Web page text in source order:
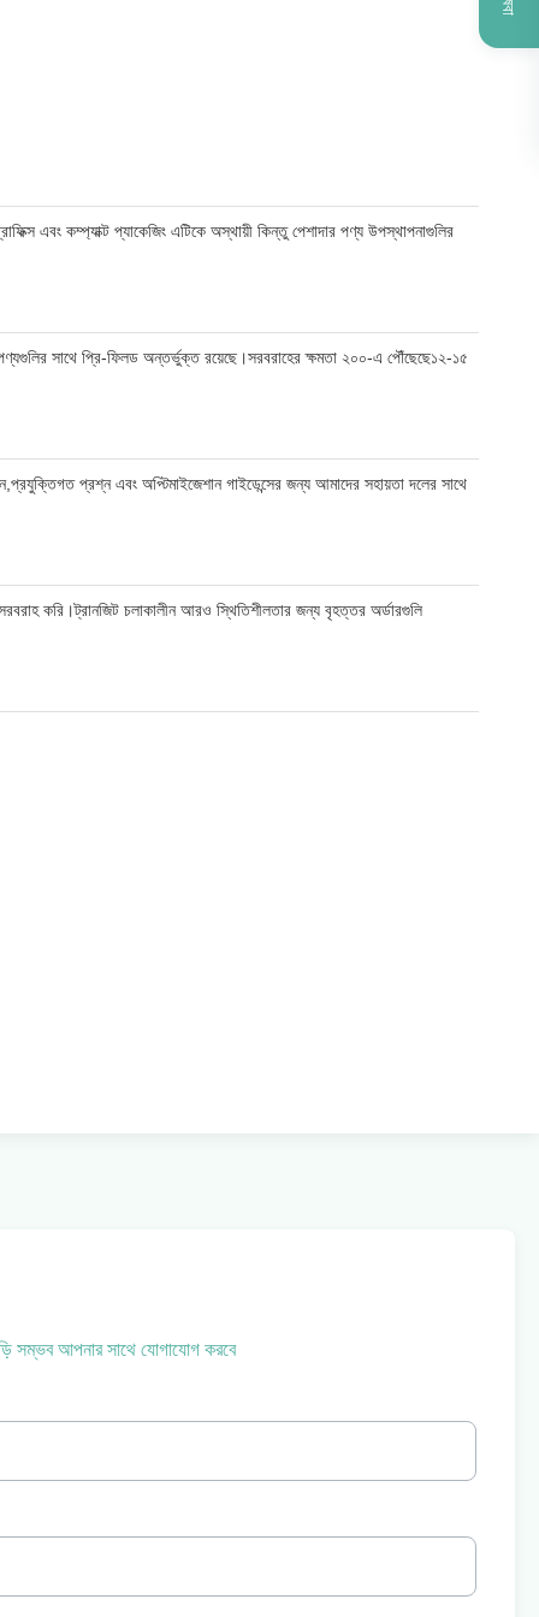
এবং কম্প্যাক্ট প্যাকেজিং এটিকে অস্থায়ী কিন্তু পেশাদার পণ্য উপস্থাপনাগুলির
সাথে প্রি-ফিলড অন্তর্ভুক্ত রয়েছে।সরবরাহের ক্ষমতা ২০০-এ পৌঁছেছে১২-১৫
প্রশ্ন এবং অপ্টিমাইজেশান গাইডেন্সের জন্য আমাদের সহায়তা দলের সাথে
সরবরাহ করি।ট্রানজিট চলাকালীন আরও স্থিতিশীলতার জন্য বৃহত্তর অর্ডারগুলি
সম্ভব আপনার সাথে যোগাযোগ করবে